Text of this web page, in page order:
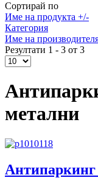
Сортирай по
Име на продукта +/-
Категория
Име на
Резултати 1 - 3 от 3
метални
Антипаркинг